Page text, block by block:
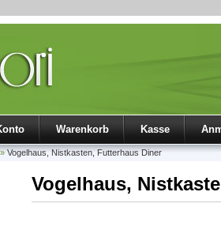
Warenkorb Kasse
Vogelhaus, Nistkasten, Futterhaus Diner
Vogelhaus,